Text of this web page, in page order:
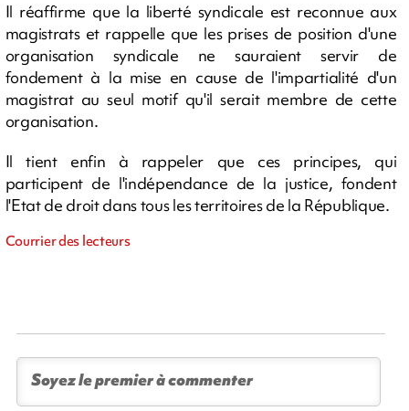
Il réaffirme que la liberté syndicale est reconnue aux
magistrats et rappelle que les prises de position d'une
organisation syndicale ne sauraient servir de
fondement à la mise en cause de l'impartialité d'un
magistrat au seul motif qu'il serait membre de cette
organisation.
Il tient enfin à rappeler que ces principes, qui
participent de l'indépendance de la justice, fondent
l'Etat de droit dans tous les territoires de la République.
Courrier des lecteurs